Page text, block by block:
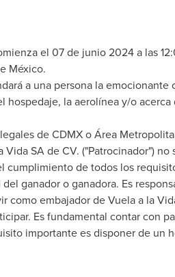
el 07 de junio 2024 a las
México.
a una persona la
la aerolínea y/o acerca
de CDMX o Área
SA de CV. ("Patrocinador")
cumplimiento de todos los
ganador o ganadora. Es
como embajador de Vuela a la
Es fundamental contar con
importante es disponer de un